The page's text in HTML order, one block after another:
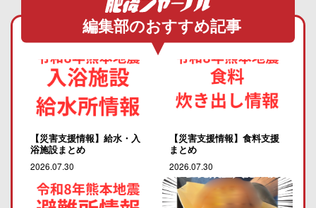
編集部のおすすめ記事
【災害支援情報】給水・入
浴施設まとめ
2026.07.30
【災害支援情報】食料支援
まとめ
2026.07.30